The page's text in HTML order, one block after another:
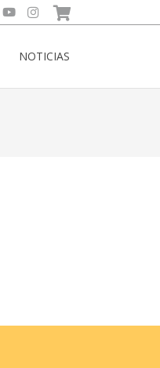
NOTICIAS